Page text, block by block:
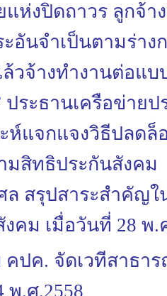
ห่งปิดถาวร ลูกจ้า
อันจำเป็นตามร่า
วจ้างทำงานต่อแบ
ประธานเครือข่าย
ห์แจกแจงวิธีปลดล็
มสิทธิประกันสังคม
สรุปสาระสำคัญใ
คม เมื่อวันที่ 28 พ.
ปค. จัดเวทีสาธา
พ.ศ.2558